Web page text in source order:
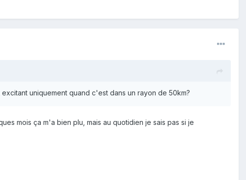
uniquement quand c'est dans un rayon de 50km?
mois ça m'a bien plu, mais au quotidien je sais pas si je